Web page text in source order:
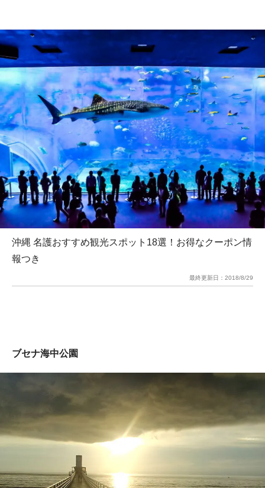
沖縄 名護おすすめ観光スポット18選！お得なクーポン情
報つき
最終更新日： 2018/8/29
ブセナ海中公園